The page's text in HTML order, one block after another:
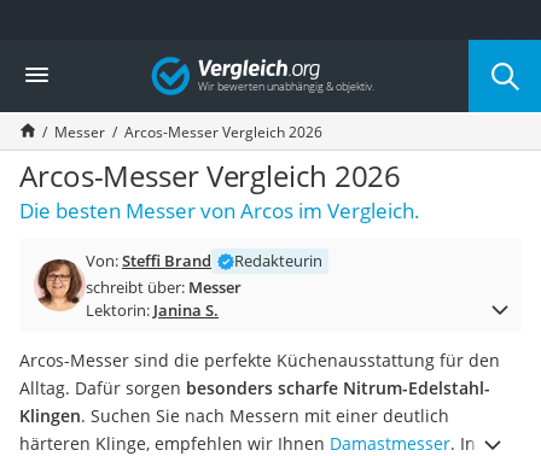
Die beliebtesten Vergleiche nach Kategorie
Haushalt
Wassersprudler
Zentralstaubsauger
Brotbackautomat
Wischroboter
Wäschespinne
Spülmaschinentabs
Akku-Staubsauger
AEG-Waschmaschine
Saug-Wisch-Roboter
Handstaubsauger
Milchaufschäumer
Vergleich
Messer Arcos-Messer Vergleich 2026
Arcos-Messer Vergleich 2026
Die besten Messer von Arcos im Vergleich.
Von:Steffi Brand
Redakteurin
schreibt über: Messer
Lektorin: Janina S.
Arcos-Messer sind die perfekte Küchenausstattung für den
Alltag. Dafür sorgen besonders scharfe Nitrum-Edelstahl-
Klingen. Suchen Sie nach Messern mit einer deutlich
härteren Klinge, empfehlen wir Ihnen Damastmesser. In